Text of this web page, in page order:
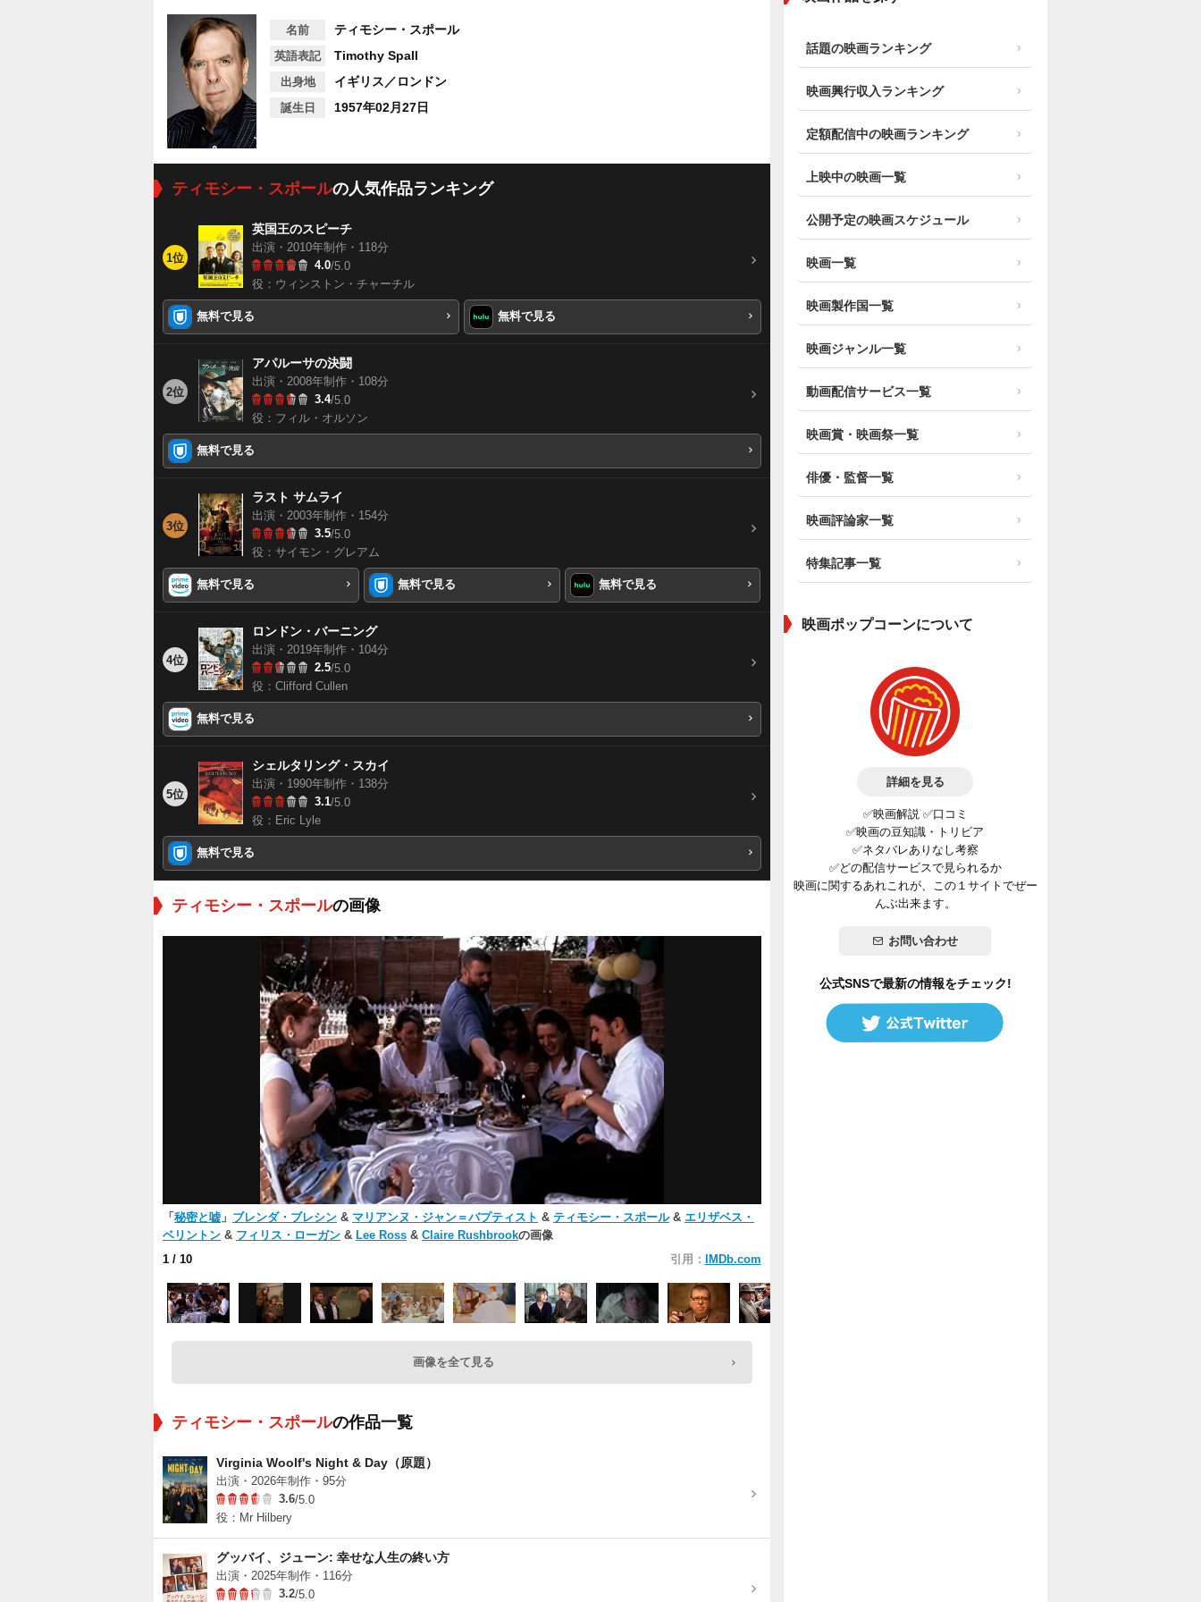
名前 ティモシー・スポール
英語表記 Timothy Spall
出身地 イギリス／ロンドン
誕生日 1957年02月27日
ティモシー・スポールの人気作品ランキング
1位
英国王のスピーチ
出演・2010年制作・118分
4.0/5.0
役：ウィンストン・チャーチル
無料で見る 無料で見る
2位
アパルーサの決闘
出演・2008年制作・108分
3.4/5.0
役：フィル・オルソン
無料で見る
3位
ラスト サムライ
出演・2003年制作・154分
3.5/5.0
役：サイモン・グレアム
無料で見る 無料で見る 無料で見る
4位
ロンドン・バーニング
出演・2019年制作・104分
2.5/5.0
役：Clifford Cullen
無料で見る
5位
シェルタリング・スカイ
出演・1990年制作・138分
3.1/5.0
役：Eric Lyle
無料で見る
ティモシー・スポールの画像
「 秘密と嘘 」 ブレンダ・ブレシン & マリアンヌ・ジャン＝バプティスト & ティモシー・スポール& エリザベス・
ベリントン & フィリス・ローガン & Lee Ross & Claire Rushbrookの画像
1 / 10 引用： IMDb.com
画像を全て見る
ティモシー・スポールの作品一覧
Virginia Woolf's Night & Day（原題）
出演・2026年制作・95分
3.6/5.0
役：Mr Hilbery
グッバイ、ジューン: 幸せな人生の終い方
出演・2025年制作・116分
3.2/5.0
話題の映画ランキング
映画興行収入ランキング
定額配信中の映画ランキング
上映中の映画一覧
公開予定の映画スケジュール
映画一覧
映画製作国一覧
映画ジャンル一覧
動画配信サービス一覧
映画賞・映画祭一覧
俳優・監督一覧
映画評論家一覧
特集記事一覧
映画ポップコーンについて
詳細を見る
✅映画解説 ✅口コミ
✅映画の豆知識・トリビア
✅ネタバレありなし考察
✅どの配信サービスで見られるか
映画に関するあれこれが、この１サイトでぜー
んぶ出来ます。
お問い合わせ
公式SNSで最新の情報をチェック!